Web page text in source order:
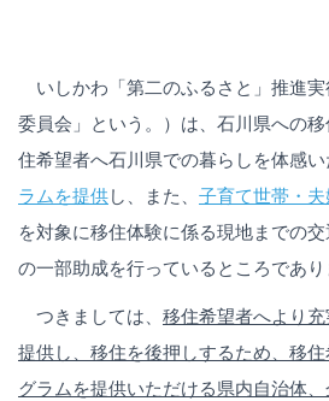
いしかわ「第二のふるさと」推進
委員会」という。）は、石川県への
住希望者へ石川県での暮らしを体感い
ラムを提供し、また、 子育て世帯・夫
を対象に移住体験に係る現地までの
の一部助成を行っているところであり
つきましては、 移住希望者へより
提供し、移住を後押しするため、移
グラムを提供いただける県内自治体